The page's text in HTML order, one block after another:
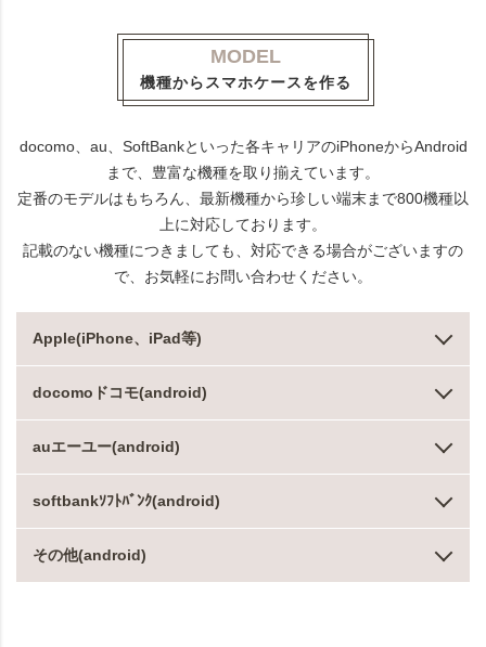
MODEL
機種からスマホケースを作る
docomo、au、SoftBankといった各キャリアのiPhoneからAndroid
まで、豊富な機種を取り揃えています。
定番のモデルはもちろん、最新機種から珍しい端末まで800機種以
上に対応しております。
記載のない機種につきましても、対応できる場合がございますの
で、お気軽にお問い合わせください。
Apple(iPhone、iPad等)
docomoドコモ(android)
auエーユー(android)
softbankｿﾌﾄﾊﾞﾝｸ(android)
その他(android)